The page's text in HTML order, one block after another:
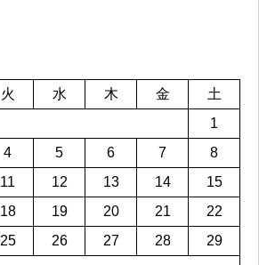
火 水 木 金
土
1
4 5 6 7
8
11 12 13 14
15
18 19 20 21
22
25 26 27 28
29